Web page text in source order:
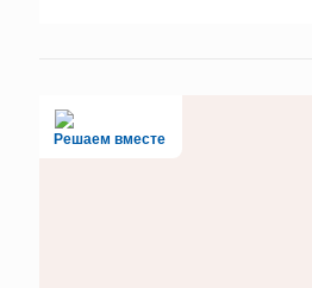
Решаем вместе